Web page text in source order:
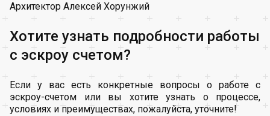
Архитектор Алексей Хорунжий
Хотите узнать подробности работы
с эскроу счетом?
Если у вас есть конкретные вопросы о работе с
эскроу-счетом или вы хотите узнать о процессе,
условиях и преимуществах, пожалуйста, уточните!